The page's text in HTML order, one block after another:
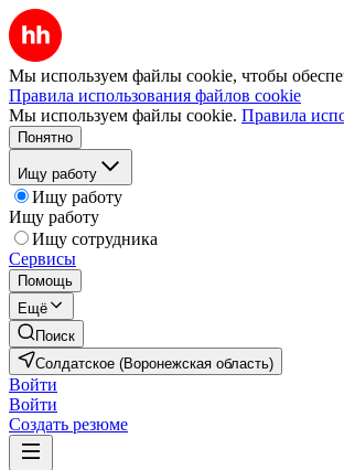
Мы используем файлы cookie, чтобы
Правила использования файлов cookie
Мы используем файлы cookie. Правила
Понятно
Ищу работу
Ищу работу
Ищу работу
Ищу сотрудника
Сервисы
Помощь
Ещё
Поиск
Солдатское (Воронежская область)
Войти
Войти
Создать резюме